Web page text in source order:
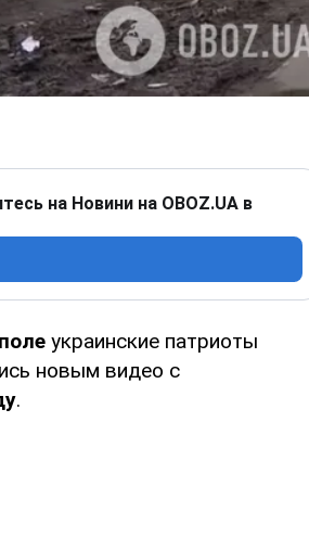
на Новини на OBOZ.UA в
украинские патриоты
новым видео с
.